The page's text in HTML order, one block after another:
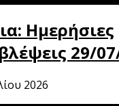
Ημερήσιες
29/
2026